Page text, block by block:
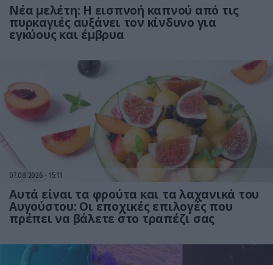
Νέα μελέτη: Η εισπνοή καπνού από τις
πυρκαγιές αυξάνει τον κίνδυνο για
εγκύους και έμβρυα
07.08.2026 15:11
Αυτά είναι τα φρούτα και τα λαχανικά του
Αυγούστου: Οι εποχικές επιλογές που
πρέπει να βάλετε στο τραπέζι σας